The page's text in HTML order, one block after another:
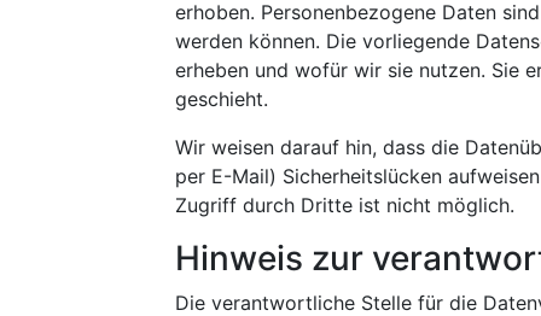
erhoben. Personenbezogene Daten
werden können. Die vorliegende
erheben und wofür wir sie nutzen. Sie
geschieht.
Wir weisen darauf hin, dass die
per E-Mail) Sicherheitslücken
Zugriff durch Dritte ist nicht möglich.
Hinweis zur
Die verantwortliche Stelle für die